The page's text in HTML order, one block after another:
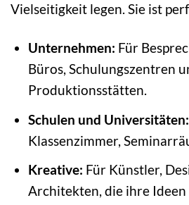
Vielseitigkeit legen. Sie ist
Unternehmen: Für
Büros, Schulungszentren
Produktionsstätten.
Schulen und Universitäten:
Klassenzimmer,
Kreative: Für Künstler,
Architekten, die ihre